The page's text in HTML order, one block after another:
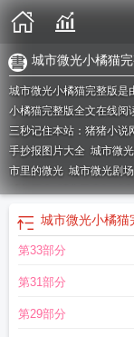
城市微光小橘猫
城市微光小橘猫完整版是
小橘猫完整版全文在线阅
三秒记住本站：猪猪小
手抄报图片大全 城市微
市里的微光 城市微光剧场
城市简介城市微光1-40
市剧情解析
微光城市高
视剧免费观看全集
市微光作文600字
城市
市三部曲 城市微光什么
看城市微光动漫全集
城市微光小橘猫
第33部分
第31部分
第29部分